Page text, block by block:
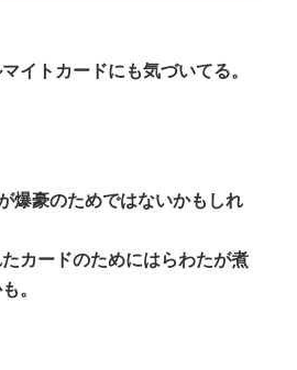
イトカードにも気づいてる。
爆豪のためではないかもしれ
カードのためにはらわたが煮
。